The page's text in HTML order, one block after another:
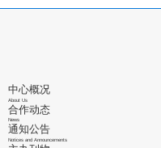
中心概况
About Us
合作动态
News
通知公告
Notices and Announcements